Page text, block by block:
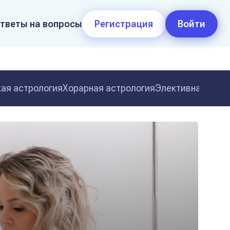
на вопросы Регистрация Войти
астрологияХорарная астрологияЭлективная